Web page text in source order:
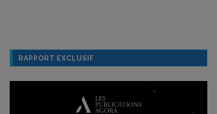
RAPPORT EXCLUSIF